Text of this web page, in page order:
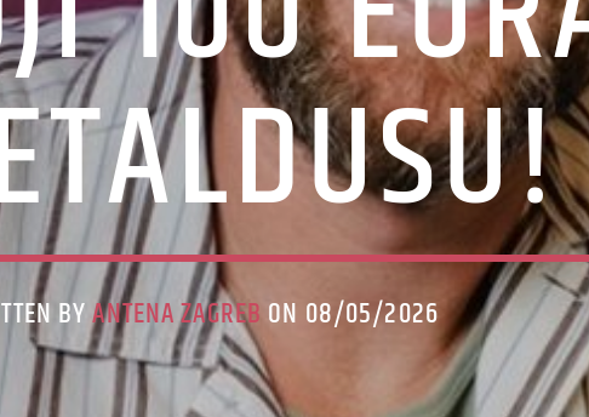
BYANTENA ZAGREB ON 08/05/2026